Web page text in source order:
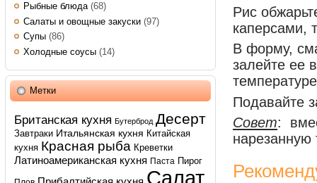
Рыбные блюда(68)
Салаты и овощные закуски (97)
Супы (86)
Холодные соусы (14)
Метки
Британская кухня Бутерброд Десерт
Завтраки Итальянская кухня Китайская
кухня Красная рыба Креветки
Латиноамериканская кухня Паста Пирог
Салат
Рис
каперсами,
В форму,
залейте ее
Подавайте
Совет:
нарезанную